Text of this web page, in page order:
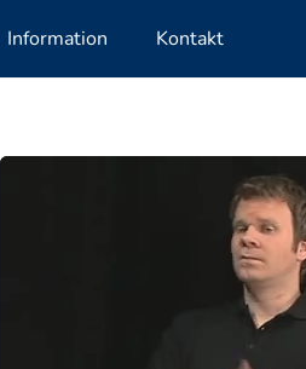
Information Kontakt